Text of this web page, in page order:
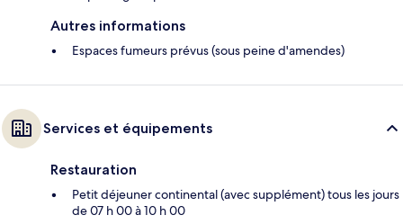
Autres informations
Espaces fumeurs prévus (sous peine d'amendes)
Services et équipements
Restauration
Petit déjeuner continental (avec supplément) tous les jours
de 07 h 00 à 10 h 00